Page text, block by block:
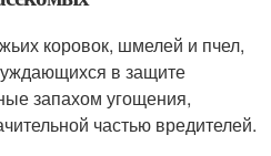
коровок, шмелей и пчел,
в защите
запахом угощения,
частью вредителей.